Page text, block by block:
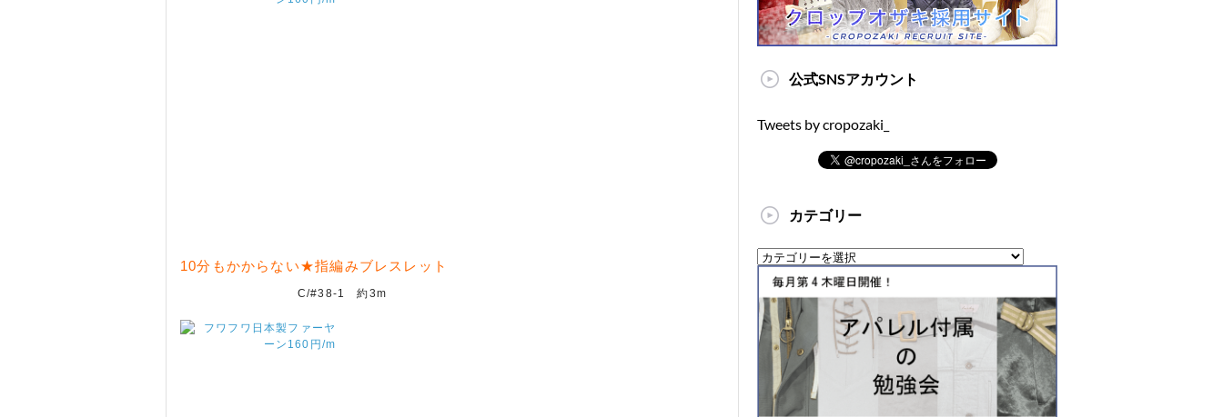
10分もかからない★指編みブレスレット
C/#38-1 約3m
公式SNSアカウント
Tweets by cropozaki_
カテゴリー